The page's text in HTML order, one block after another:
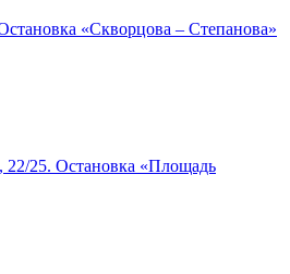
«Скворцова – Степанова»
22/25. Остановка «Площадь